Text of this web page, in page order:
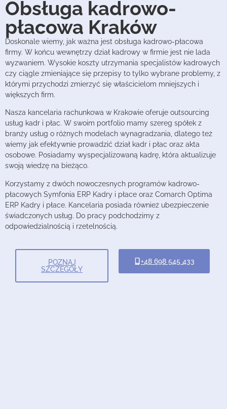
Obsługa kadrowo-
płacowa Kraków
Doskonale wiemy, jak ważna jest obsługa kadrowo-płacowa
firmy. W końcu wewnętrzy dział kadrowy w firmie jest nie lada
wyzwaniem. Wysokie koszty utrzymania specjalistów kadrowych
czy ciągle zmieniające się przepisy to tylko wybrane problemy, z
którymi przychodzi zmierzyć się właścicielom mniejszych i
większych firm.
Nasza kancelaria rachunkowa w Krakowie oferuje outsourcing
usług kadr i płac. W swoim portfolio mamy szereg spółek z
branży usług o różnych modelach wynagradzania, dlatego też
wiemy jak efektywnie prowadzić dział kadr i płac oraz akta
osobowe. Posiadamy wyspecjalizowaną kadrę, która aktualizuje
swoją wiedzę na bieżąco.
Korzystamy z dwóch nowoczesnych programów kadrowo-
płacowych Symfonia ERP Kadry i płace oraz Comarch Optima
ERP Kadry i płace. Kancelaria posiada również ubezpieczenie
świadczonych usług. Do pracy podchodzimy z
odpowiedzialnością i rzetelnością.
POZNAJ
SZCZEGÓŁY
+48 698 545 433